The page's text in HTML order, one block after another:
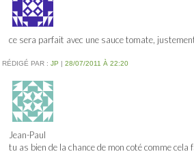
ce sera parfait avec une sauce tomate,
RÉDIGÉ PAR : JP | 28/07/2011 À 22:20
Jean-Paul
tu as bien de la chance de mon coté comme